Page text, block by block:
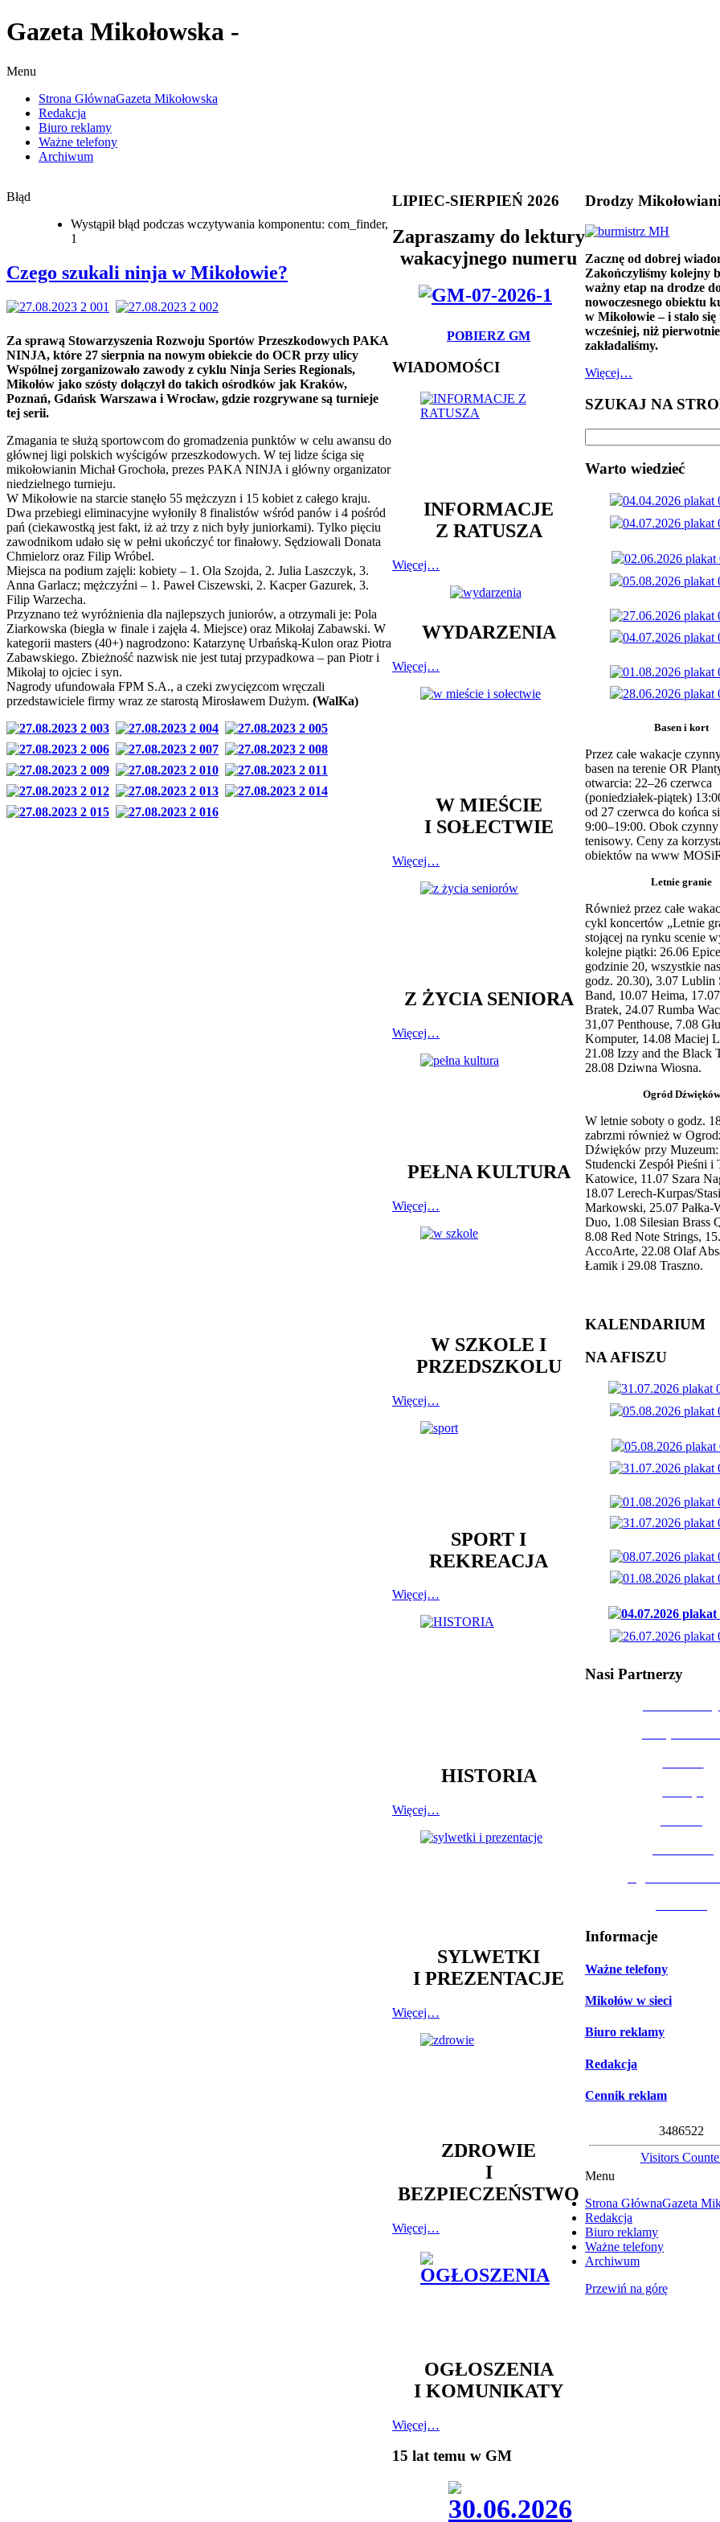
Gazeta Mikołowska -
Menu
Strona GłównaGazeta Mikołowska
Redakcja
Biuro reklamy
Ważne telefony
Archiwum
Błąd
Wystąpił błąd podczas wczytywania komponentu: com_finder,
1
Czego szukali ninja w Mikołowie?
Za sprawą Stowarzyszenia Rozwoju Sportów Przeszkodowych PAKA
NINJA, które 27 sierpnia na nowym obiekcie do OCR przy ulicy
Wspólnej zorganizowało zawody z cyklu Ninja Series Regionals,
Mikołów jako szósty dołączył do takich ośrodków jak Kraków,
Poznań, Gdańsk Warszawa i Wrocław, gdzie rozgrywane są turnieje
tej serii.
Zmagania te służą sportowcom do gromadzenia punktów w celu awansu do
głównej ligi polskich wyścigów przeszkodowych. W tej lidze ściga się
mikołowianin Michał Grochoła, prezes PAKA NINJA i główny organizator
niedzielnego turnieju.
W Mikołowie na starcie stanęło 55 mężczyzn i 15 kobiet z całego kraju.
Dwa przebiegi eliminacyjne wyłoniły 8 finalistów wśród panów i 4 pośród
pań (ciekawostką jest fakt, iż aż trzy z nich były juniorkami). Tylko pięciu
zawodnikom udało się w pełni ukończyć tor finałowy. Sędziowali Donata
Chmielorz oraz Filip Wróbel.
Miejsca na podium zajęli: kobiety – 1. Ola Szojda, 2. Julia Laszczyk, 3.
Anna Garlacz; mężczyźni – 1. Paweł Ciszewski, 2. Kacper Gazurek, 3.
Filip Warzecha.
Przyznano też wyróżnienia dla najlepszych juniorów, a otrzymali je: Pola
Ziarkowska (biegła w finale i zajęła 4. Miejsce) oraz Mikołaj Zabawski. W
kategorii masters (40+) nagrodzono: Katarzynę Urbańską-Kulon oraz Piotra
Zabawskiego. Zbieżność nazwisk nie jest tutaj przypadkowa – pan Piotr i
Mikołaj to ojciec i syn.
Nagrody ufundowała FPM S.A., a czeki zwycięzcom wręczali
przedstawiciele firmy wraz ze starostą Mirosławem Dużym. (WalKa)
LIPIEC-SIERPIEŃ 2026
Zapraszamy do lektury
wakacyjnego numeru
POBIERZ GM
WIADOMOŚCI
INFORMACJE
Z RATUSZA
Więcej…
WYDARZENIA
Więcej…
W MIEŚCIE
I SOŁECTWIE
Więcej…
Z ŻYCIA SENIORA
Więcej…
PEŁNA KULTURA
Więcej…
W SZKOLE I
PRZEDSZKOLU
Więcej…
SPORT I
REKREACJA
Więcej…
HISTORIA
Więcej…
SYLWETKI
I PREZENTACJE
Więcej…
ZDROWIE
I
BEZPIECZEŃSTWO
Więcej…
OGŁOSZENIA
I KOMUNIKATY
Więcej…
15 lat temu w GM
Drodzy
Zacznę od dobrej
Zakończyliśmy kolejny
ważny etap na drodze
nowoczesnego obiektu
w Mikołowie – i stało się
wcześniej, niż pierwotnie
zakładaliśmy.
Więcej…
SZUKAJ NA
Warto wiedzieć
Basen i kort
Przez całe wakacje
basen na terenie OR
otwarcia: 22–26 czerwca
(poniedziałek-piątek)
od 27 czerwca do końca
9:00–19:00. Obok
tenisowy. Ceny za
obiektów na www
Letnie granie
Również przez całe
cykl koncertów „Letnie
stojącej na rynku scenie
kolejne piątki: 26.06
godzinie 20, wszystkie
godz. 20.30), 3.07 Lublin
Band, 10.07 Heima,
Bratek, 24.07 Rumba
31,07 Penthouse, 7.08
Komputer, 14.08 Maciej
21.08 Izzy and the Black
28.08 Dziwna Wiosna.
Ogród Dźwięków
W letnie soboty o godz.
zabrzmi również w
Dźwięków przy
Studencki Zespół Pieśni i
Katowice, 11.07 Szara
18.07 Lerech-Kurpas/
Markowski, 25.07 Pałka-
Duo, 1.08 Silesian Brass
8.08 Red Note Strings,
AccoArte, 22.08 Olaf
Łamik i 29.08 Traszno.
KALENDARIUM
NA AFISZU
Nasi Partnerzy
Informacje
Ważne telefony
Mikołów w sieci
Biuro reklamy
Redakcja
Cennik reklam
3486522
Visitors
Menu
Strona GłównaGazeta
Redakcja
Biuro reklamy
Ważne telefony
Archiwum
Przewiń na górę